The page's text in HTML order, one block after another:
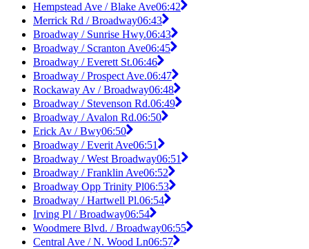
Hempstead Ave / Blake Ave06:42
Merrick Rd / Broadway06:43
Broadway / Sunrise Hwy.06:43
Broadway / Scranton Ave06:45
Broadway / Everett St.06:46
Broadway / Prospect Ave.06:47
Rockaway Av / Broadway06:48
Broadway / Stevenson Rd.06:49
Broadway / Avalon Rd.06:50
Erick Av / Bwy06:50
Broadway / Everit Ave06:51
Broadway / West Broadway06:51
Broadway / Franklin Ave06:52
Broadway Opp Trinity Pl06:53
Broadway / Hartwell Pl.06:54
Irving Pl / Broadway06:54
Woodmere Blvd. / Broadway06:55
Central Ave / N. Wood Ln06:57